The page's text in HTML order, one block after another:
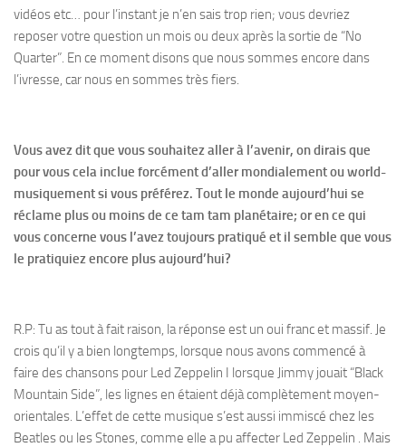
vidéos etc… pour l’instant je n’en sais trop rien; vous devriez
reposer votre question un mois ou deux après la sortie de “No
Quarter”. En ce moment disons que nous sommes encore dans
l’ivresse, car nous en sommes très fiers.
Vous avez dit que vous souhaitez aller à l’avenir, on dirais que
pour vous cela inclue forcément d’aller mondialement ou world-
musiquement si vous préférez. Tout le monde aujourd’hui se
réclame plus ou moins de ce tam tam planétaire; or en ce qui
vous concerne vous l’avez toujours pratiqué et il semble que vous
le pratiquiez encore plus aujourd’hui?
R.P: Tu as tout à fait raison, la réponse est un oui franc et massif. Je
crois qu’il y a bien longtemps, lorsque nous avons commencé à
faire des chansons pour Led Zeppelin I lorsque Jimmy jouait “Black
Mountain Side”, les lignes en étaient déjà complètement moyen-
orientales. L’effet de cette musique s’est aussi immiscé chez les
Beatles ou les Stones, comme elle a pu affecter Led Zeppelin . Mais